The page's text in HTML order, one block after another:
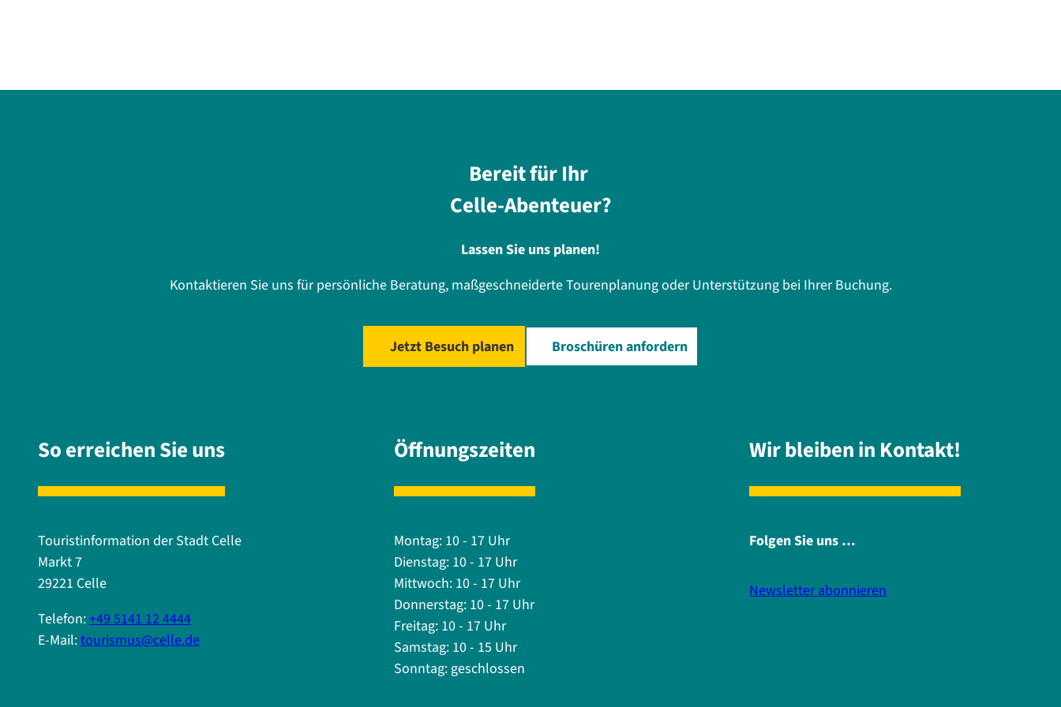
Bereit für Ihr
Celle-Abenteuer?
Lassen Sie uns planen!
Kontaktieren Sie uns für persönliche Beratung, maßgeschneiderte Tourenplanung oder Unterstützung bei Ihrer Buchung.
Jetzt Besuch planen Broschüren anfordern
So erreichen Sie uns
Touristinformation der Stadt Celle
Markt 7
29221 Celle
Telefon:+49 5141 12 4444
E-Mail:tourismus@celle.de
Öffnungszeiten
Montag: 10 - 17 Uhr
Dienstag: 10 - 17 Uhr
Mittwoch: 10 - 17 Uhr
Donnerstag: 10 - 17 Uhr
Freitag: 10 - 17 Uhr
Samstag: 10 - 15 Uhr
Sonntag: geschlossen
Wir bleiben in Kontakt!
Folgen Sie uns …
Newsletter abonnieren